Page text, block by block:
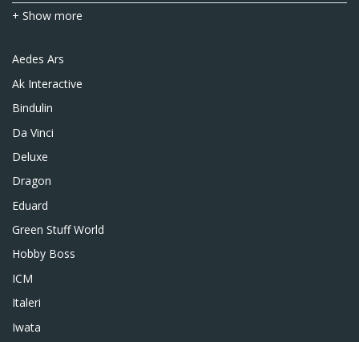
+ Show more
Aedes Ars
Ak Interactive
Bindulin
Da Vinci
Deluxe
Dragon
Eduard
Green Stuff World
Hobby Boss
ICM
Italeri
Iwata